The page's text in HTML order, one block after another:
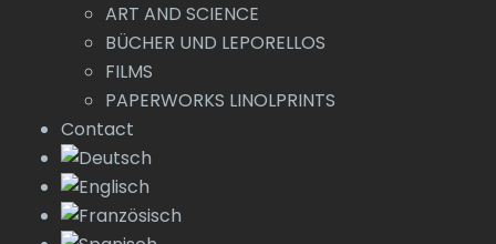
ART AND SCIENCE
BÜCHER UND LEPORELLOS
FILMS
PAPERWORKS LINOLPRINTS
Contact